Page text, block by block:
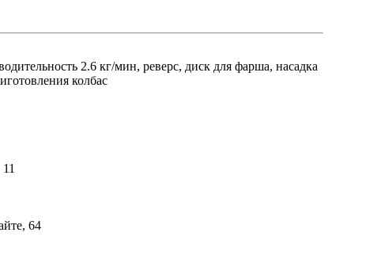
2.6 кг/мин, реверс, диск для фарша, насадка
колбас
64